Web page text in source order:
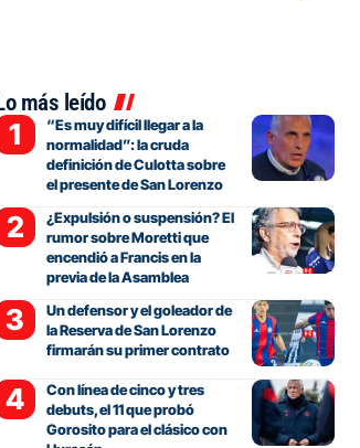
más leído
“Es muy difícil llegar a la
normalidad”: la cruda
definición de Culotta sobre
el presente de San Lorenzo
¿Expulsión o suspensión? El
rumor sobre Moretti que
encendió a Francis en la
previa de la Asamblea
Un defensor y el goleador de
la Reserva de San Lorenzo
firmarán su primer contrato
Con línea de cinco y tres
debuts, el 11 que probó
Gorosito para el clásico con